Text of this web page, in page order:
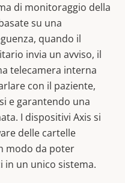
di monitoraggio della
su una
quando il
invia un avviso, il
telecamera interna
con il paziente,
e garantendo una
I dispositivi Axis si
delle cartelle
modo da poter
in un unico sistema.